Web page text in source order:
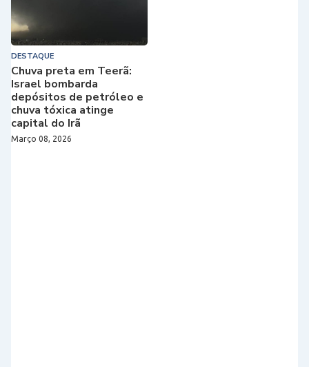
DESTAQUE
Chuva preta em Teerã:
Israel bombarda
depósitos de petróleo e
chuva tóxica atinge
capital do Irã
Março 08, 2026